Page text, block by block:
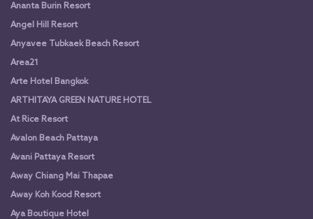
Ananta Burin Resort
Angel Hill Resort
Anyavee Tubkaek Beach Resort
Area21
Arte Hotel Bangkok
ARTHITAYA GREEN NATURE HOTEL
At Rice Resort
Avalon Beach Pattaya
Avani Pattaya Resort
Away Chiang Mai Thapae
Away Koh Kood Resort
Aya Boutique Hotel